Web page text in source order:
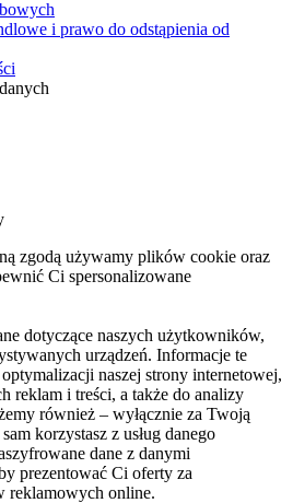
i prawo do odstąpienia od
zgodą używamy plików cookie oraz
Ci spersonalizowane
dotyczące naszych użytkowników,
urządzeń. Informacje te
naszej strony internetowej,
reklam i treści, a także do analizy
również – wyłącznie za Twoją
korzystasz z usług danego
dane z danymi
prezentować Ci oferty za
reklamowych online.